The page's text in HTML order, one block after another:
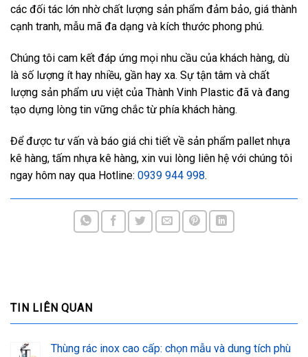
các đối tác lớn nhờ chất lượng sản phẩm đảm bảo, giá thành
cạnh tranh, mẫu mã đa dạng và kích thước phong phú.
Chúng tôi cam kết đáp ứng mọi nhu cầu của khách hàng, dù
là số lượng ít hay nhiều, gần hay xa. Sự tận tâm và chất
lượng sản phẩm ưu việt của Thành Vinh Plastic đã và đang
tạo dựng lòng tin vững chắc từ phía khách hàng.
Để được tư vấn và báo giá chi tiết về sản phẩm pallet nhựa
kê hàng, tấm nhựa kê hàng, xin vui lòng liên hệ với chúng tôi
ngay hôm nay qua Hotline: 0939 944 998.
TIN LIÊN QUAN
Thùng rác inox cao cấp: chọn mẫu và dung tích phù